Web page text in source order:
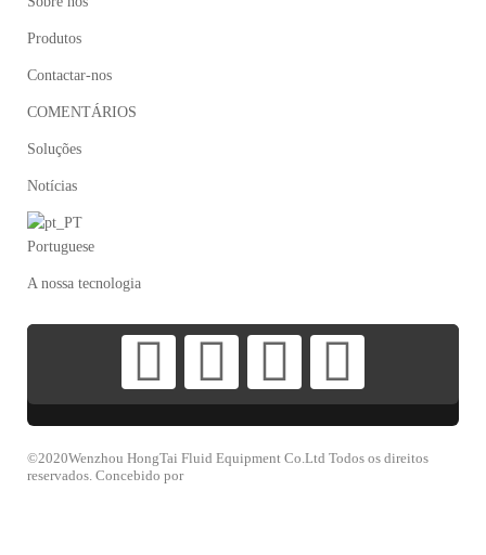
Produtos
Contactar-nos
COMENTÁRIOS
Soluções
Notícias
Portuguese
A nossa tecnologia
©2020Wenzhou HongTai Fluid Equipment Co.Ltd Todos os direitos
reservados. Concebido por